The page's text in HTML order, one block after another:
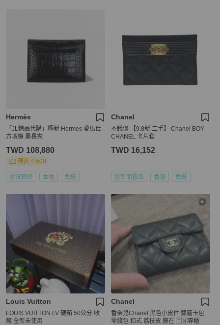
Hermès
「JL精品代購」極新 Hermes 愛馬仕
方塊鱷 黑長夾
TWD 108,880
現折 4,500
狀況良好 本地 免運
Chanel
不議價 【9.8新 二手】 Chanel BOY
CHANEL 卡片套
TWD 16,152
近新閒置品 香港 免運
Louis Vuitton
LOUIS VUITTON LV 硬箱 50公分 收
藏 全新未使用
Chanel
香奈兒Chanel 黑色小皮件 雙層卡包
零錢包 扣式 荔枝皮 膜在 🇹🇼專櫃